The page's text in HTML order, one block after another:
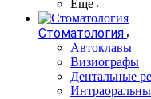
Еще
Стоматология
Автоклавы
Визиографы
Дентальные